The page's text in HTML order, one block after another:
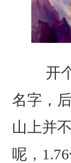
开
名字，
山上并
呢，